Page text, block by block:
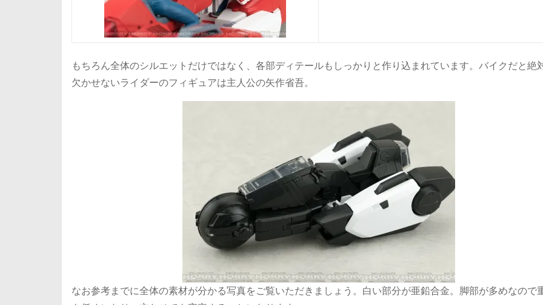
もちろん全体のシルエットだけではなく、各部ディテールもしっかりと作り込まれています。バイクだと絶
欠かせないライダーのフィギュアは主人公の矢作省吾。
なお参考までに全体の素材が分かる写真をご覧いただきましょう。白い部分が亜鉛合金。脚部が多めなので